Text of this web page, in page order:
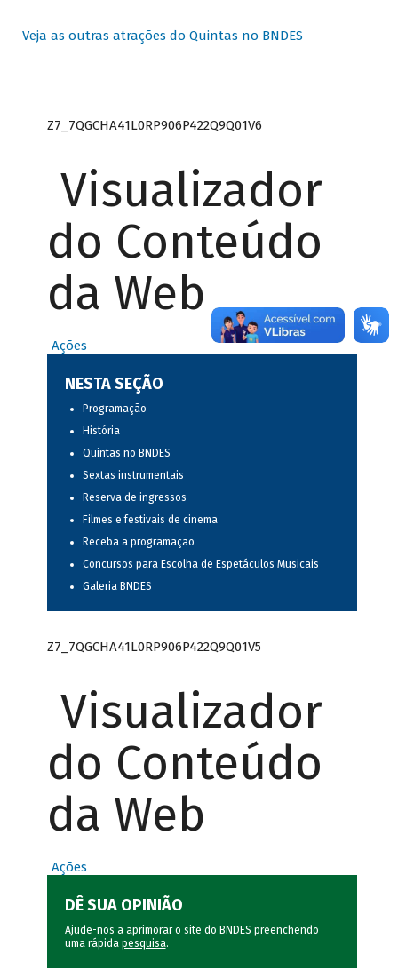
Veja as outras atrações do Quintas no BNDES
Z7_7QGCHA41L0RP906P422Q9Q01V6
Visualizador
do Conteúdo
da Web
Ações
NESTA SEÇÃO
Programação
História
Quintas no BNDES
Sextas instrumentais
Reserva de ingressos
Filmes e festivais de cinema
Receba a programação
Concursos para Escolha de Espetáculos Musicais
Galeria BNDES
Z7_7QGCHA41L0RP906P422Q9Q01V5
Visualizador
do Conteúdo
da Web
Ações
DÊ SUA OPINIÃO
Ajude-nos a aprimorar o site do BNDES preenchendo
uma rápida pesquisa.